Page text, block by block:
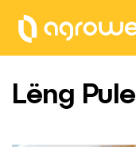
Lëng Pule